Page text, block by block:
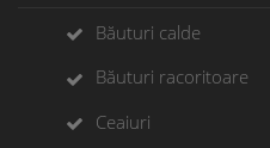
Băuturi calde
Băuturi racoritoare
Ceaiuri